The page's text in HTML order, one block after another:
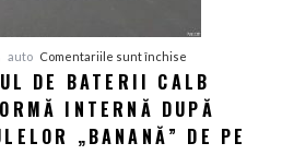
dolari
auto Comentariile sunt închise
Producătorul
de
baterii
DE BATERII CALB
INTERNĂ DUPĂ
„BANANĂ” DE PE